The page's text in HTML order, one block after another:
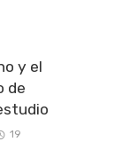
y el
de
19